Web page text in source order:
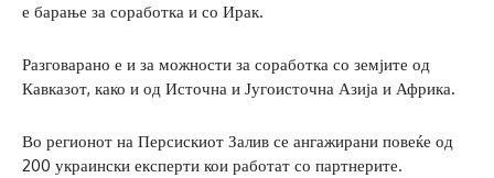
е барање за соработка и со Ирак.
Разговарано е и за можности за соработка со земјите од
Кавказот, како и од Источна и Југоисточна Азија и Африка.
Во регионот на Персискиот Залив се ангажирани повеќе од
200 украински експерти кои работат со партнерите.